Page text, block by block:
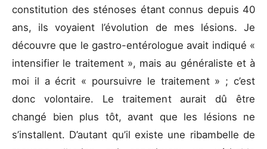
constitution des sténoses étant connus depuis 40
ans, ils voyaient l’évolution de mes lésions. Je
découvre que le gastro-entérologue avait indiqué «
intensifier le traitement », mais au généraliste et à
moi il a écrit « poursuivre le traitement » ; c’est
donc volontaire. Le traitement aurait dû être
changé bien plus tôt, avant que les lésions ne
s’installent. D’autant qu’il existe une ribambelle de